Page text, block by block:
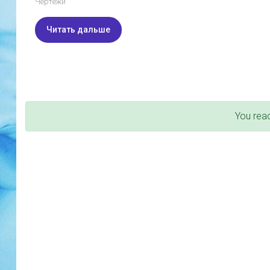
Читать дальше
You